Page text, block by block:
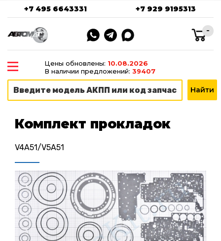
+7 495 6643331 +7 929 9195313
-
Цены обновлены: 10.08.2026
В наличии предложений: 39407
Комплект прокладок
V4A51/V5A51